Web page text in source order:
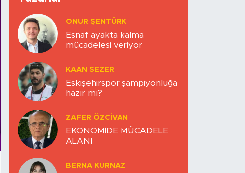
ONUR ŞENTÜRK
Esnaf ayakta kalma
mücadelesi veriyor
KAAN SEZER
Eskişehirspor şampiyonluğa
hazır mı?
ZAFER ÖZCIVAN
EKONOMİDE MÜCADELE
ALANI
BERNA KURNAZ